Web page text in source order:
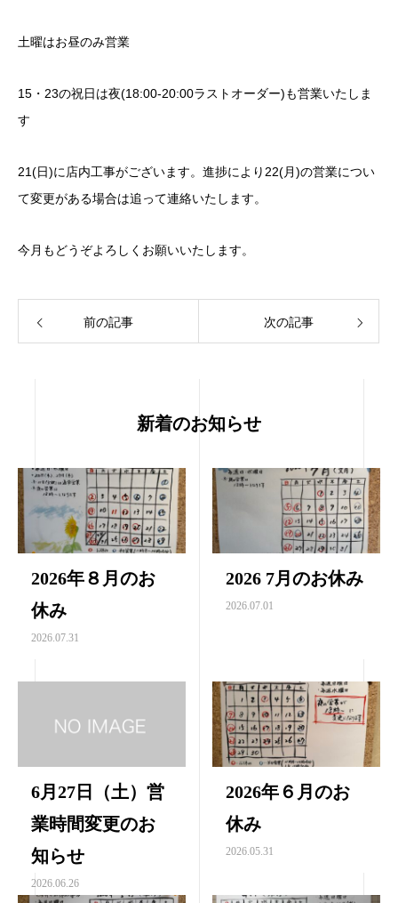
土曜はお昼のみ営業
15・23の祝日は夜(18:00-20:00ラストオーダー)も営業いたしま
す
21(日)に店内工事がございます。進捗により22(月)の営業につい
て変更がある場合は追って連絡いたします。
今月もどうぞよろしくお願いいたします。
前の記事 次の記事
新着のお知らせ
2026年８月のお
休み
2026.07.31
2026 7月のお休み
2026.07.01
6月27日（土）営
業時間変更のお
知らせ
2026.06.26
2026年６月のお
休み
2026.05.31